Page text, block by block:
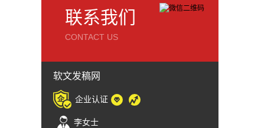
联系我们
CONTACT US
软文发稿网
企业认证
李女士